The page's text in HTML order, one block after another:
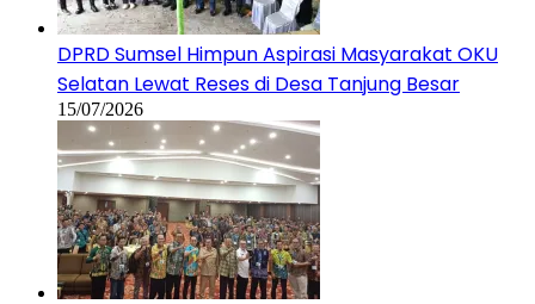
DPRD Sumsel Himpun Aspirasi Masyarakat OKU
Selatan Lewat Reses di Desa Tanjung Besar
15/07/2026